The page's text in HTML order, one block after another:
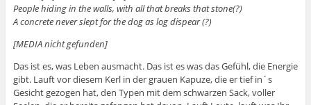
People hiding in the walls, with all that breaks that stone(?)
A concrete never slept for the dog as log dispear(?)
[MEDIA nicht gefunden]
Das ist es, was Leben ausmacht. Das ist es was das Gefühl, die Energie
gibt. Lauft vor diesem Kerl in der grauen Kapuze, die er tief in´s
Gesicht gezogen hat, den Typen mit dem schwarzen Sack, voller